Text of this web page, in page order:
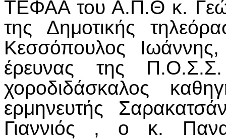
ΤΕΦΑΑ του Α.Π.Θ κ.
της Δημοτικής
Κεσσόπουλος
έρευνας της
χοροδιδάσκαλος
ερμηνευτής
Γιαννιός , ο κ.